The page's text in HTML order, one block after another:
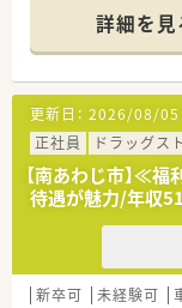
頑張り次第で
■経験や勤務
半スタートと
■職種や職域
修を用意され
■薬剤師が中
種多様に用
■店舗拡大に
トのポジショ
■在宅や教育
とも可能です
■その他にも
域は多種多様
■在宅実施店
詳細を見
更新日： 2026/08/05
正社員
ドラッグス
【南あわじ市】≪
待遇が魅力/年収
新卒可 未経験可